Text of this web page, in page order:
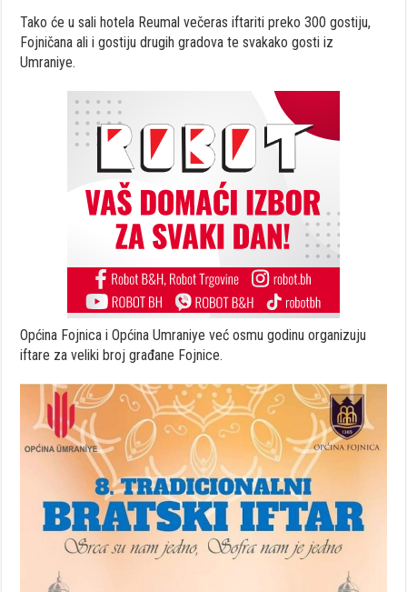
Tako će u sali hotela Reumal večeras iftariti preko 300 gostiju,
Fojničana ali i gostiju drugih gradova te svakako gosti iz
Umraniye.
Općina Fojnica i Općina Umraniye već osmu godinu organizuju
iftare za veliki broj građane Fojnice.